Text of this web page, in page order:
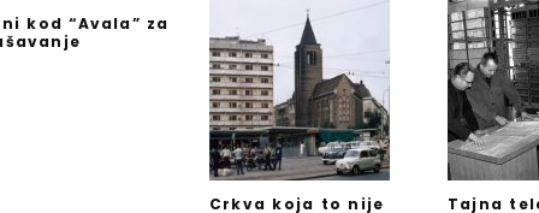
kod “Avala” za
Crkva koja to nije
Tajna